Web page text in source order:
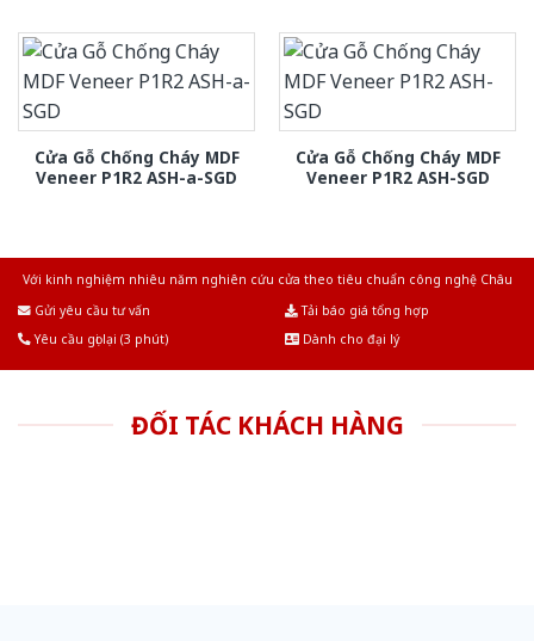
Cửa Gỗ Chống Cháy MDF
Veneer P1R2 ASH-a-SGD
Cửa Gỗ Chống Cháy MDF
Veneer P1R2 ASH-SGD
Với kinh nghiệm nhiêu năm nghiên cứu cửa theo tiêu chuẩn công nghệ Châu
Gửi yêu cầu tư vấn
Tải báo giá tổng hợp
Yêu cầu gọi lại (3 phút)
Dành cho đại lý
ĐỐI TÁC KHÁCH HÀNG